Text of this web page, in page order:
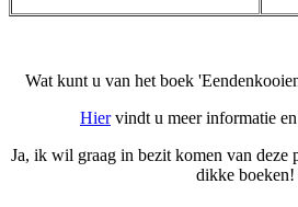
Wat kunt u van het boek
Hiervindt u meer informatie
Ja, ik wil graag in bezit komen van deze
dikke boeken!